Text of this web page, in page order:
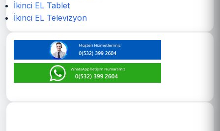
İkinci EL Tablet
İkinci EL Televizyon